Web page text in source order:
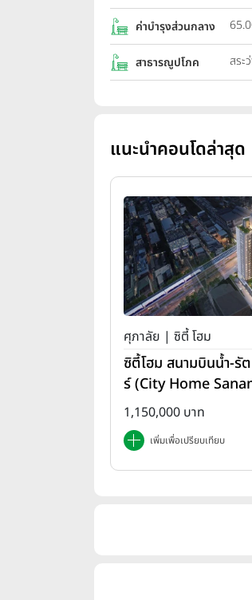
ค่าบำรุงส่วนกลาง
สาธารณูปโภค สระ
แนะนำคอนโดล่าสุด
ศุภาลัย | ซิตี้ โฮม
ซิตี้โฮม สนามบินน้ำ-รั
ร์ (City Home
m-Rattanathibet)
1,150,000 บาท
เพิ่มเพื่อเปรียบเทียบ